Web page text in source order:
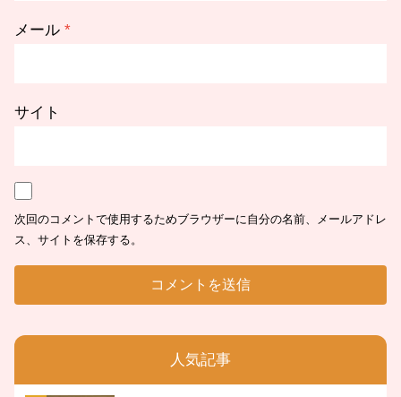
メール *
サイト
次回のコメントで使用するためブラウザーに自分の名前、メールアドレ
ス、サイトを保存する。
人気記事